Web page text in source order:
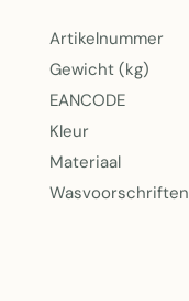
Artikelnummer
Gewicht (kg)
EANCODE
Kleur
Materiaal
Wasvoorschriften